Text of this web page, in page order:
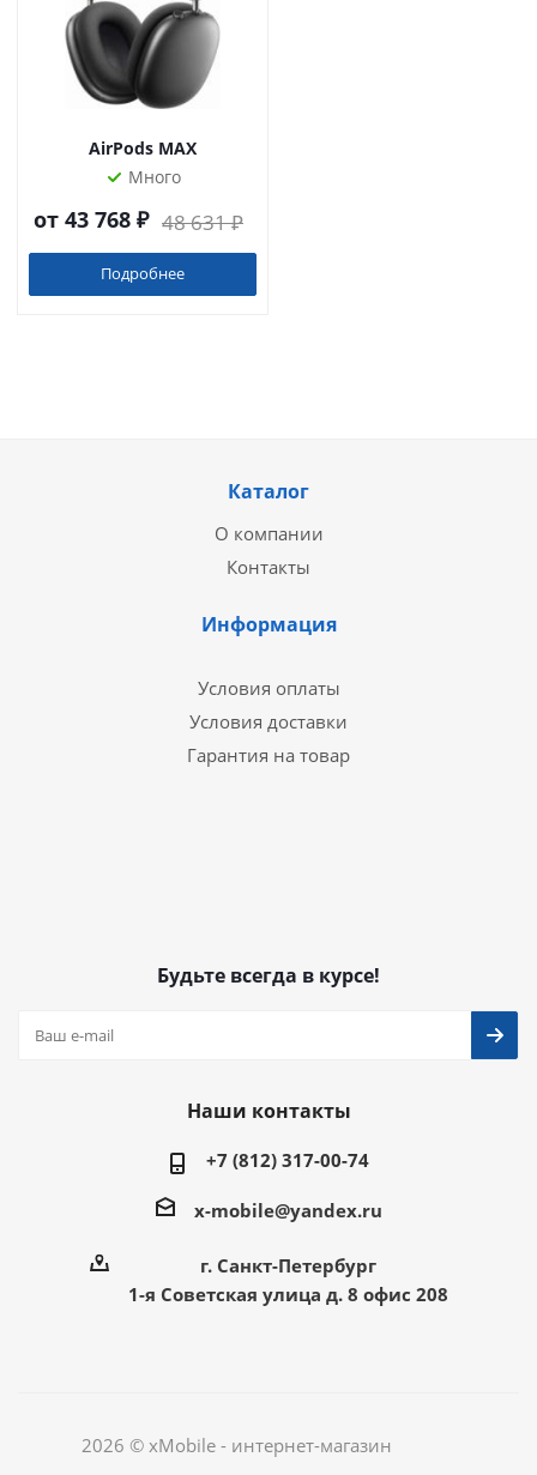
AirPods MAX
Много
от 43 768 ₽ 48 631 ₽
Подробнее
Каталог
О компании
Контакты
Информация
Условия оплаты
Условия доставки
Гарантия на товар
Будьте всегда в курсе!
Наши контакты
+7 (812) 317-00-74
x-mobile@yandex.ru
г. Санкт-Петербург
1-я Советская улица д. 8 офис 208
2026 © xMobile - интернет-магазин